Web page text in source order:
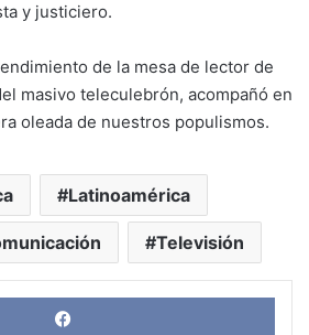
y justiciero.
de la mesa de lector de
masivo teleculebrón, acompañó en
oleada de nuestros populismos.
Latinoamérica
Televisión